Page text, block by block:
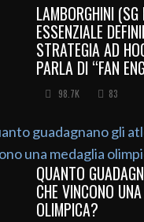
LAMBORGHINI
ESSENZIALE
STRATEGIA AD
PARLA DI “FAN
98.7K 83
QUANTO
CHE VINCONO
OLIMPICA?